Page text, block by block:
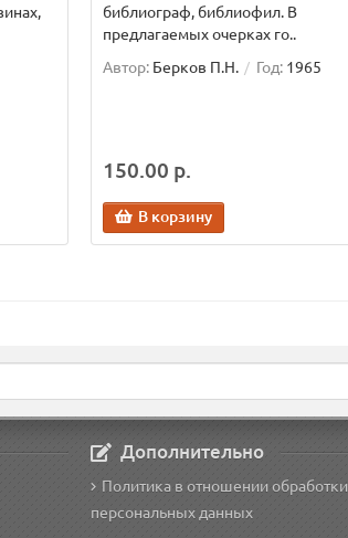
библиограф, библиофил. В
предлагаемых очерках го..
Автор: Берков П.Н. Год: 1965
150.00 р.
В корзину
Дополнительно
Политика в отношении обработки
персональных данных